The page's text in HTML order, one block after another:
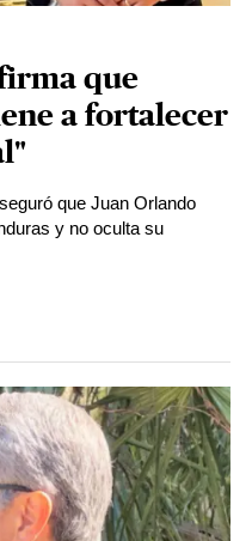
que
a fortalecer
que Juan Orlando
y no oculta su